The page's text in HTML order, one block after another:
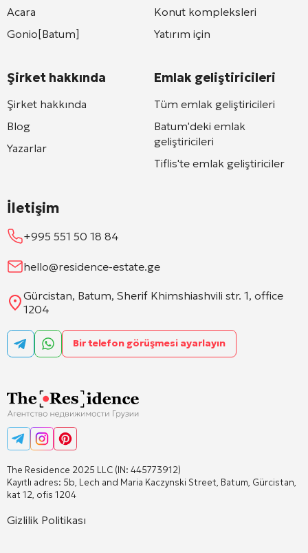
The Residence 2025 LLC (IN: 445773912)
Kayıtlı adres: 5b, Lech and Maria Kaczynski Street, Batum, Gürcistan,
kat 12, ofis 1204
Gizlilik Politikası
Acara
Gonio[Batum]
Şirket hakkında
Şirket hakkında
Blog
Yazarlar
Konut kompleksleri
Yatırım için
Emlak geliştiricileri
Tüm emlak geliştiricileri
Batum'deki emlak
geliştiricileri
Tiflis'te emlak geliştiriciler
İletişim
+995 551 50 18 84
hello@residence-estate.ge
Gürcistan, Batum, Sherif Khimshiashvili str. 1, office
1204
Bir telefon görüşmesi ayarlayın